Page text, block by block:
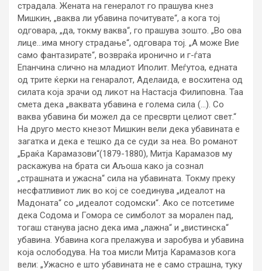
страдала. Жената на генералот го прашува кнез
Мишкин, „ваква ли убавина почитувате“, а кога тој
одговара, „да, токму ваква“, го прашува зошто. „Во ова
лице…има многу страдање“, одговара тој. „А може Вие
само фантазирате“, возвраќа иронично и г-ѓата
Епанчина слично на младиот Иполит. Меѓутоа, едната
од трите ќерки на генаралот, Аделаида, е восхитена од
силата која зрачи од ликот на Настасја Филиповна. Таа
смета дека „ваквата убавина е голема сила (…). Со
ваква убавина би можел да се пресврти целиот свет.“
На друго место кнезот Мишкин вели дека убавината е
загатка и дека е тешко да се суди за неа. Во романот
„Браќа Карамазови“(1879-1880), Митја Карамазов му
раскажува на брата си Аљоша како ја сознал
„страшната и ужасна“ сила на убавината. Токму преку
несфатливиот лик во кој се соединува „идеалот на
Мадоната“ со „идеалот содомски“. Ако се потсетиме
дека Содома и Гомора се симболот за морален пад,
тогаш станува јасно дека има „лажна“ и „вистинска“
убавина. Убавина кога прелажува и заробува и убавина
која ослободува. На тоа мисли Митја Карамазов кога
вели: „Ужасно е што убавината не е само страшна, туку